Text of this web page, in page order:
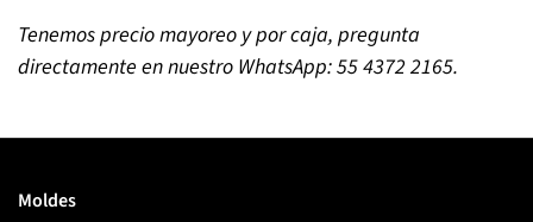
Tenemos precio mayoreo y por caja, pregunta
directamente en nuestro WhatsApp: 55 4372 2165.
Moldes